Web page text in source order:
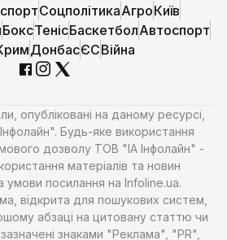
СоцполітикаАгроКиїв
БоксТенісБаскетболАвтоспорт
ДонбасЄСВійна
опубліковані на даному ресурсі,
Будь-яке використання
дозволу ТОВ "ІА Інфолайн" -
матеріалів та новин
умови посилання на Infoline.ua.
відкрита для пошукових систем,
абзаці на цитовану статтю чи
знаками "Реклама", "PR",